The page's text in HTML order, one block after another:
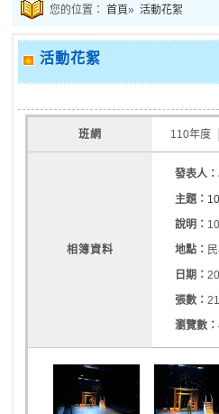
您的位置： 首頁» 活動花絮
活動花絮
班網 110年度
相簿資料
發表人：
主題：
說明：
地點：
日期：
張數：
瀏覽數：